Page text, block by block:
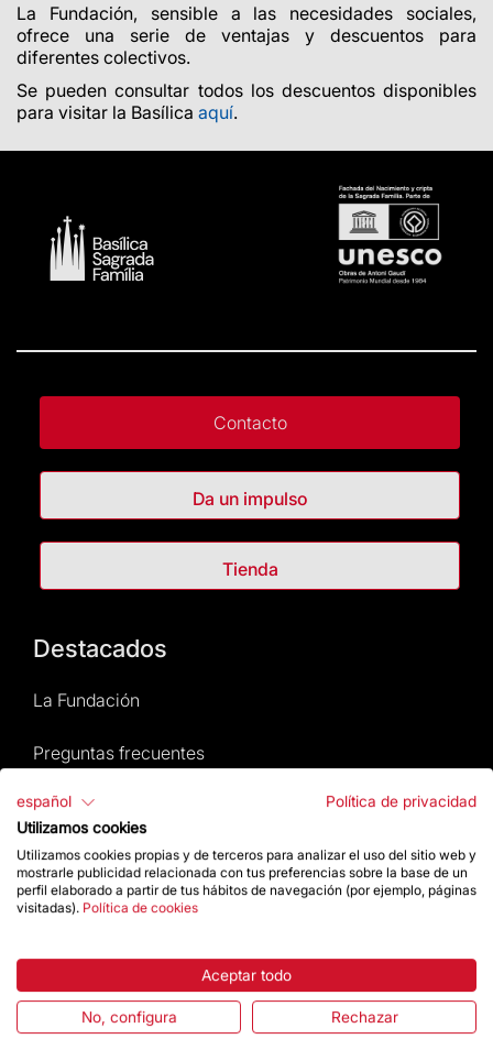
La Fundación, sensible a las necesidades sociales,
ofrece una serie de ventajas y descuentos para
diferentes colectivos.
Se pueden consultar todos los descuentos disponibles
para visitar la Basílica aquí.
Contacto
Da un impulso
Tienda
Destacados
La Fundación
Preguntas frecuentes
Atención al Visitante
Normativa y condiciones de compra
Noticias y Actualidad
Agenda
Da un impulso
español
Política de privacidad
Utilizamos cookies
Utilizamos cookies propias y de terceros para analizar el uso del sitio web y
mostrarle publicidad relacionada con tus preferencias sobre la base de un
perfil elaborado a partir de tus hábitos de navegación (por ejemplo, páginas
visitadas). Política de cookies
Aceptar todo
No, configura Rechazar